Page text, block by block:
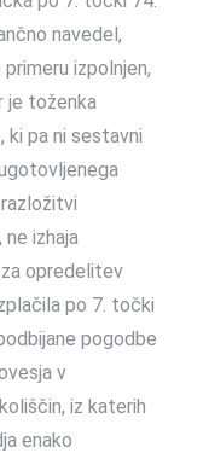
navedel,
izpolnjen,
je toženka
ki pa ni sestavni
izhaja
opredelitev
po 7. točki
pogodbe
v
iz katerih
enako